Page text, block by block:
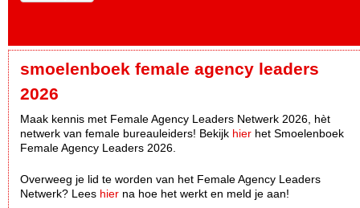
smoelenboek female agency leaders
2026
Maak kennis met Female Agency Leaders Netwerk 2026, hèt
netwerk van female bureauleiders! Bekijk hier het Smoelenboek
Female Agency Leaders 2026.
Overweeg je lid te worden van het Female Agency Leaders
Netwerk? Lees hier na hoe het werkt en meld je aan!